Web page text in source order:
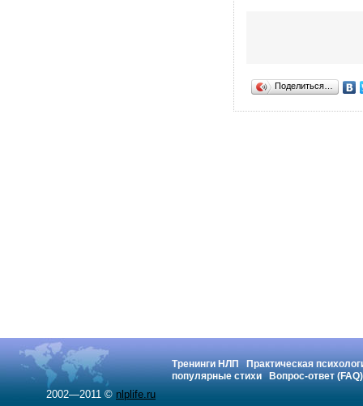
Поделиться…
Тренинги НЛП
Практическая
популярные стихи
Вопрос-ответ (FAQ)
2002—2011 © nlplife.ru